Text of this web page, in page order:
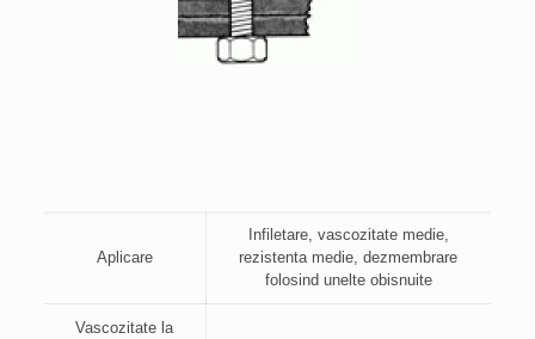
Aplicare
Infiletare, vascozitate medie,
rezistenta medie, dezmembrare
folosind unelte obisnuite
Vascozitate la